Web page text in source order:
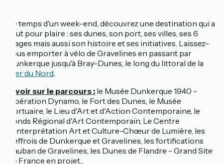
Le temps d'un week-end, découvrez une destination qui a
tout pour plaire : ses dunes, son port, ses villes, ses 6
plages mais aussi son histoire et ses initiatives. Laissez-
vous emporter à vélo de Gravelines en passant par
Dunkerque jusqu'à Bray-Dunes, le long du littoral de la
Mer du Nord.
À voir sur le parcours : le Musée Dunkerque 1940 -
Opération Dynamo, le Fort des Dunes, le Musée
Portuaire, le Lieu d'Art et d'Action Contemporaine, le
Fonds Régional d'Art Contemporain, Le Centre
d'Interprétation Art et Culture-Chœur de Lumière, les
Beffrois de Dunkerque et Gravelines, les fortifications
Vauban de Gravelines, les Dunes de Flandre - Grand Site
de France en projet...